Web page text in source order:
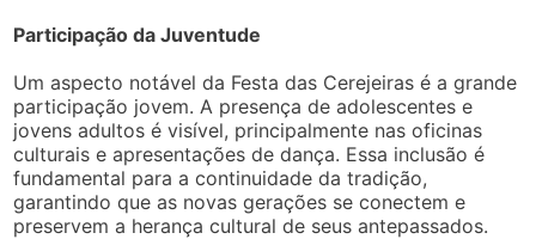
Participação da Juventude
Um aspecto notável da Festa das Cerejeiras é a grande
participação jovem. A presença de adolescentes e
jovens adultos é visível, principalmente nas oficinas
culturais e apresentações de dança. Essa inclusão é
fundamental para a continuidade da tradição,
garantindo que as novas gerações se conectem e
preservem a herança cultural de seus antepassados.